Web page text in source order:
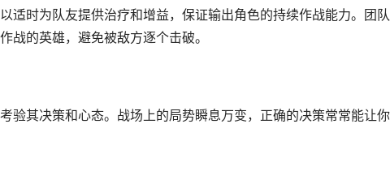
适时为队友提供治疗和增益，保证输出角色的持续作战能力。团
战的英雄，避免被敌方逐个击破。
验其决策和心态。战场上的局势瞬息万变，正确的决策常常能让